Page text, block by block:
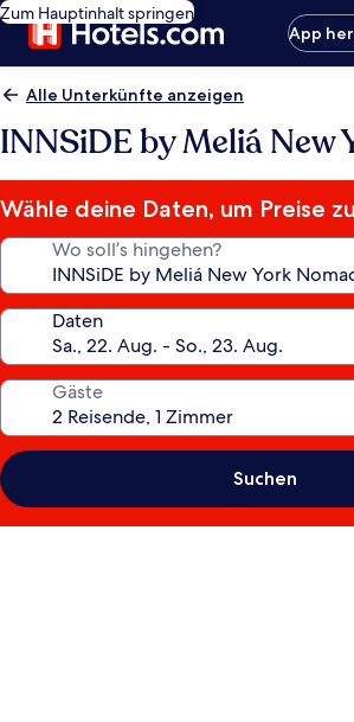
Zum Hauptinhalt springen
App
Alle Unterkünfte anzeigen
INNSiDE by Meliá New
Wähle deine Daten, um Preise
Wo soll’s hingehen?
Daten
Gäste
Suchen